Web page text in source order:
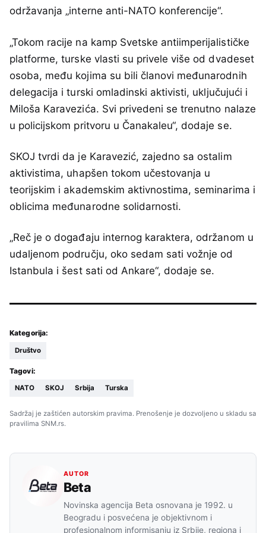
održavanja „interne anti-NATO konferencije“.
„Tokom racije na kamp Svetske antiimperijalističke
platforme, turske vlasti su privele više od dvadeset
osoba, među kojima su bili članovi međunarodnih
delegacija i turski omladinski aktivisti, uključujući i
Miloša Karavezića. Svi privedeni se trenutno nalaze
u policijskom pritvoru u Čanakaleu“, dodaje se.
SKOJ tvrdi da je Karavezić, zajedno sa ostalim
aktivistima, uhapšen tokom učestovanja u
teorijskim i akademskim aktivnostima, seminarima i
oblicima međunarodne solidarnosti.
„Reč je o događaju internog karaktera, održanom u
udaljenom području, oko sedam sati vožnje od
Istanbula i šest sati od Ankare“, dodaje se.
Kategorija:
Društvo
Tagovi:
NATO SKOJ Srbija Turska
Sadržaj je zaštićen autorskim pravima. Prenošenje je dozvoljeno u skladu sa
pravilima SNM.rs.
AUTOR
Beta
Novinska agencija Beta osnovana je 1992. u
Beogradu i posvećena je objektivnom i
profesionalnom informisanju iz Srbije, regiona i